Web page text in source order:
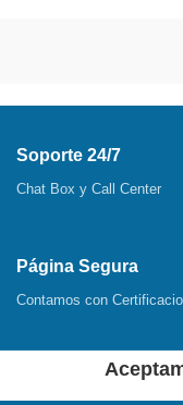
Soporte 24/7
Chat Box y Call Center
Página Segura
Contamos con